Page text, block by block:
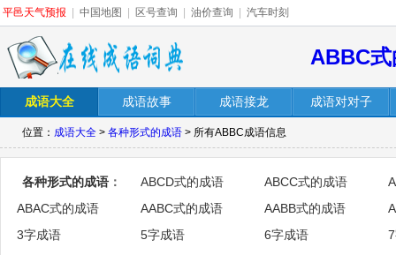
平邑天气预报 中国地图 区号查询 油价查询 汽车时刻
ABBC
成语大全 成语故事 成语接龙 成语对对子
位置： 成语大全 > 各种形式的成语 > 所有ABBC成语信息
各种形式的成语 ： ABCD式的成语 ABCC式的成语
ABAC式的成语
AABC式的成语 AABB式的成语
3字成语
5字成语 6字成语